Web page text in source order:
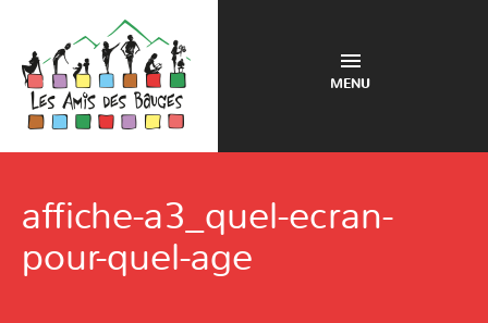
MENU
affiche-a3_quel-ecran-
pour-quel-age